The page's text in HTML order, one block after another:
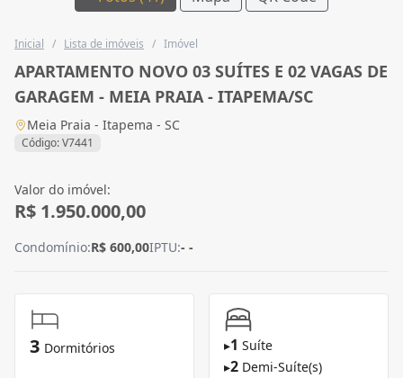
Inicial / Lista de imóveis / Imóvel
APARTAMENTO NOVO 03 SUÍTES E 02 VAGAS DE
GARAGEM - MEIA PRAIA - ITAPEMA/SC
Meia Praia - Itapema - SC
Código: V7441
Valor do imóvel:
R$ 1.950.000,00
Condomínio:R$ 600,00IPTU:- -
3 Dormitórios ▸1 Suíte
▸2 Demi-Suíte(s)